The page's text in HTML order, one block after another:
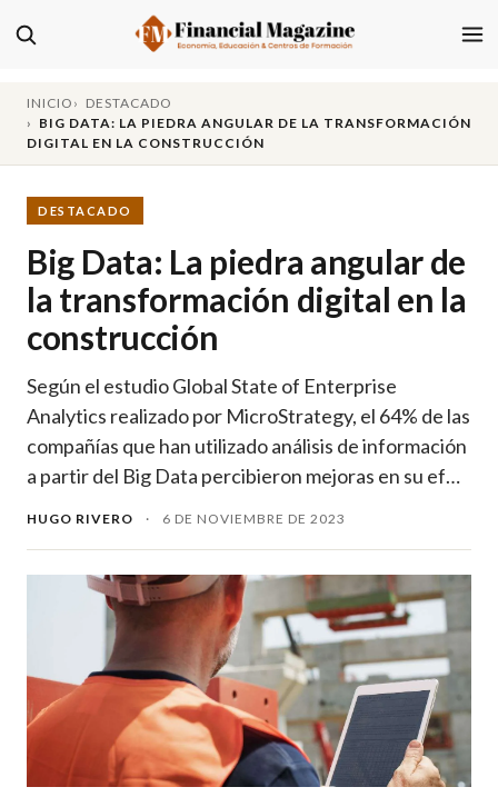
INICIO
DESTACADO
BIG DATA: LA PIEDRA ANGULAR DE LA TRANSFORMACIÓN
DIGITAL EN LA CONSTRUCCIÓN
DESTACADO
Big Data: La piedra angular de
la transformación digital en la
construcción
Según el estudio Global State of Enterprise
Analytics realizado por MicroStrategy, el 64% de las
compañías que han utilizado análisis de información
a partir del Big Data percibieron mejoras en su ef…
HUGO RIVERO · 6 DE NOVIEMBRE DE 2023